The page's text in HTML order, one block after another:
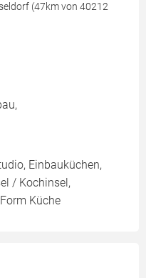
(47km von 40212
Einbauküchen,
/ Kochinsel,
Küche